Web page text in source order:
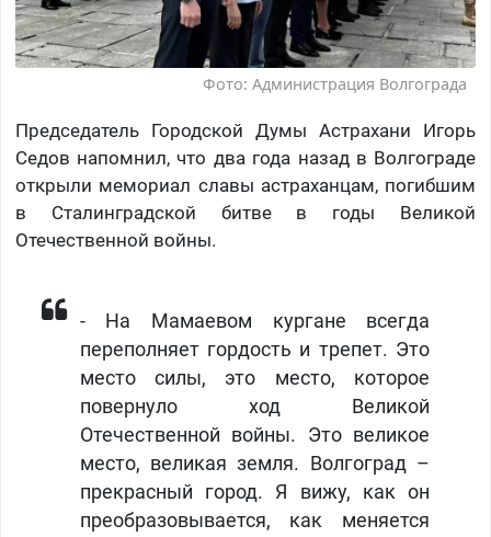
Фото: Администрация Волгограда
Председатель Городской Думы Астрахани Игорь
Седов напомнил, что два года назад в Волгограде
открыли мемориал славы астраханцам, погибшим
в Сталинградской битве в годы Великой
Отечественной войны.
- На Мамаевом кургане всегда
переполняет гордость и трепет. Это
место силы, это место, которое
повернуло ход Великой
Отечественной войны. Это великое
место, великая земля. Волгоград –
прекрасный город. Я вижу, как он
преобразовывается, как меняется